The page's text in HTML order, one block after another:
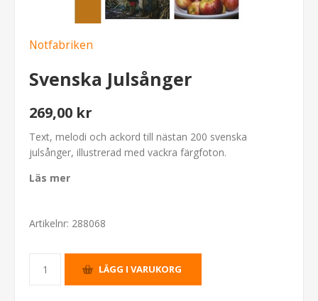
Notfabriken
Svenska Julsånger
269,00 kr
Text, melodi och ackord till nästan 200 svenska
julsånger, illustrerad med vackra färgfoton.
Läs mer
Artikelnr: 288068